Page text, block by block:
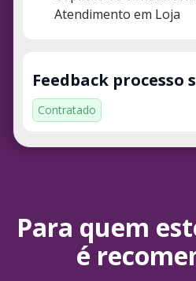
Atendimento em Loja
Feedback processo
Contratado
Para quem
é